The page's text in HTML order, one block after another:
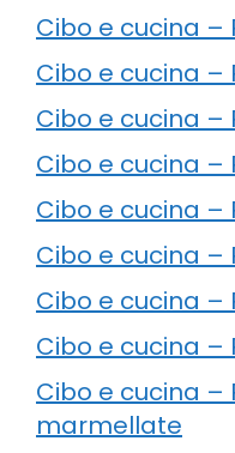
Cibo e cucina –
Cibo e cucina
Cibo e cucina –
Cibo e cucina –
Cibo e cucina –
Cibo e cucina
Cibo e cucina
Cibo e cucina
Cibo e cucina –
marmellate